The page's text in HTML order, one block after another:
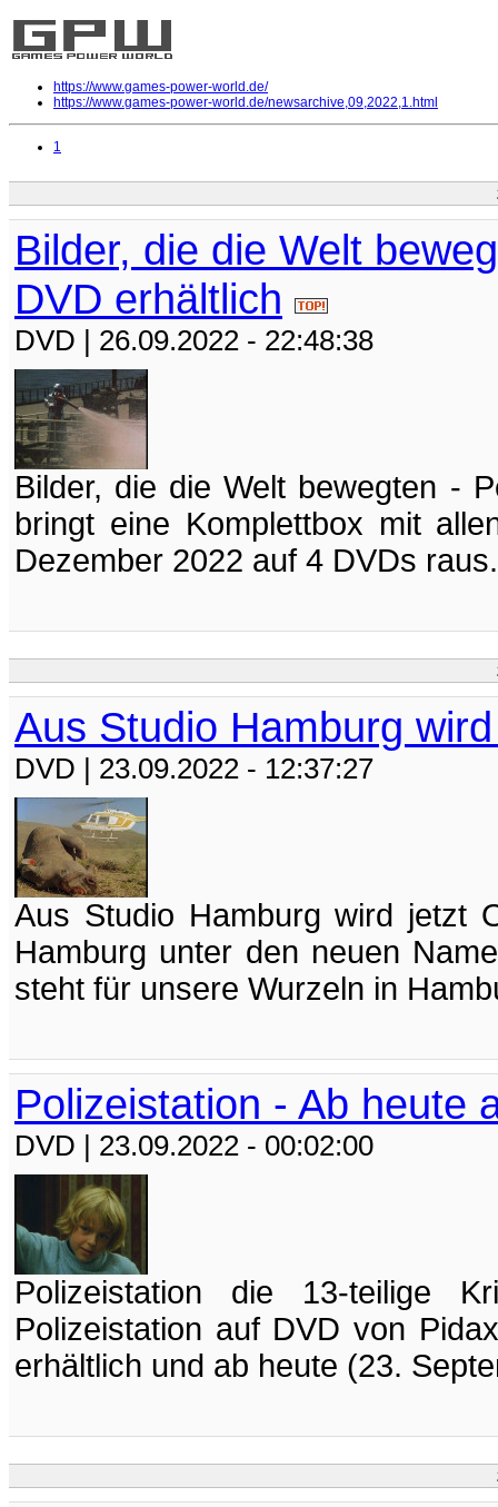
https://www.games-power-world.de/
https://www.games-power-world.de/newsarchive,09,2022,1.html
1
Bilder, die die Welt
DVD erhältlich
DVD | 26.09.2022 - 22:48:38
Bilder, die die Welt bewegten -
bringt eine Komplettbox mit
Dezember 2022 auf 4 DVDs
Aus Studio Hamburg
DVD | 23.09.2022 - 12:37:27
Aus Studio Hamburg wird jetzt
Hamburg unter den neuen
steht für unsere Wurzeln in
Polizeistation - Ab heute
DVD | 23.09.2022 - 00:02:00
Polizeistation die 13-teilige
Polizeistation auf DVD von
erhältlich und ab heute (23.